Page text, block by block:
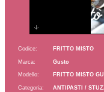
Codice: FRITTO MISTO
Marca: Gusto
Modello: FRITTO MISTO
Categoria: ANTIPASTI /